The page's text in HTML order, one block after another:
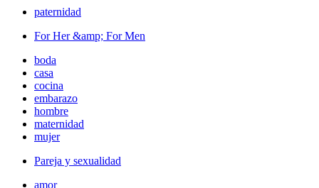
paternidad
For Her &amp; For Men
boda
casa
cocina
embarazo
hombre
maternidad
mujer
Pareja y sexualidad
amor